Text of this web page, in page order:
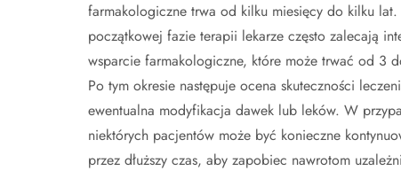
farmakologiczne trwa od kilku miesięcy do kilku
początkowej fazie terapii lekarze często zalecają
wsparcie farmakologiczne, które może trwać od 3
Po tym okresie następuje ocena skuteczności
ewentualna modyfikacja dawek lub leków. W
niektórych pacjentów może być konieczne
przez dłuższy czas, aby zapobiec nawrotom